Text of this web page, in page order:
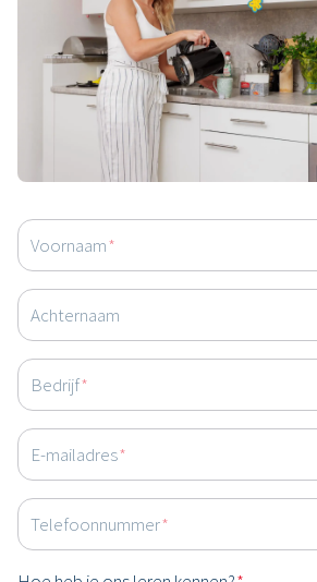
Biedt modulair
de oplossing?
We bekijken het graag samen! Maak een
kennismakingsgesprek met één van onze
Voornaam*
Achternaam
Bedrijf*
E-mailadres*
Telefoonnummer*